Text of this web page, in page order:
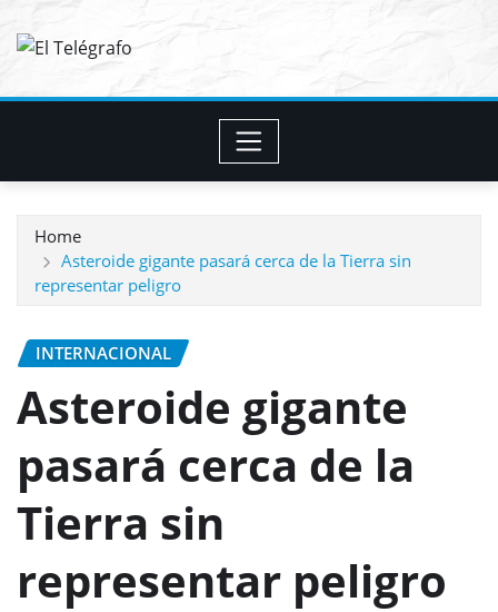
Home
Asteroide gigante pasará cerca de la Tierra sin
representar peligro
INTERNACIONAL
Asteroide gigante
pasará cerca de la
Tierra sin
representar peligro